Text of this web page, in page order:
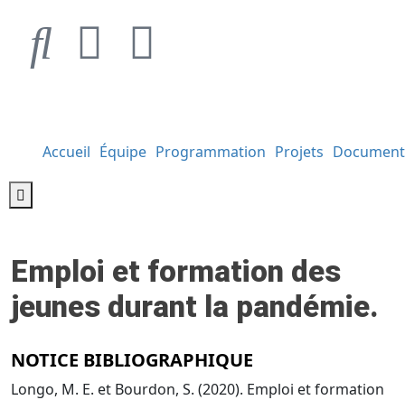
Accueil Équipe Programmation Projets
Hamburger Toggle Menu
Emploi et formation des
jeunes durant la pandémie.
NOTICE BIBLIOGRAPHIQUE
Longo, M. E. et Bourdon, S. (2020). Emploi et formation